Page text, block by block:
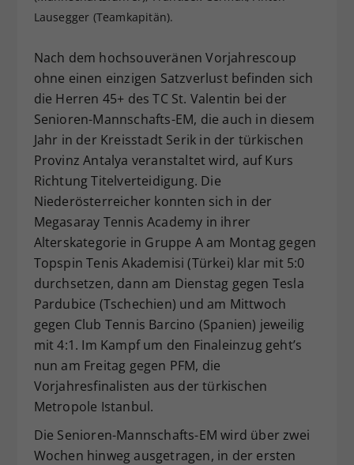
Lausegger (Teamkapitän).
Nach dem hochsouveränen Vorjahrescoup
ohne einen einzigen Satzverlust befinden sich
die Herren 45+ des TC St. Valentin bei der
Senioren-Mannschafts-EM, die auch in diesem
Jahr in der Kreisstadt Serik in der türkischen
Provinz Antalya veranstaltet wird, auf Kurs
Richtung Titelverteidigung. Die
Niederösterreicher konnten sich in der
Megasaray Tennis Academy in ihrer
Alterskategorie in Gruppe A am Montag gegen
Topspin Tenis Akademisi (Türkei) klar mit 5:0
durchsetzen, dann am Dienstag gegen Tesla
Pardubice (Tschechien) und am Mittwoch
gegen Club Tennis Barcino (Spanien) jeweilig
mit 4:1. Im Kampf um den Finaleinzug geht’s
nun am Freitag gegen PFM, die
Vorjahresfinalisten aus der türkischen
Metropole Istanbul.
Die Senioren-Mannschafts-EM wird über zwei
Wochen hinweg ausgetragen, in der ersten
Zweck
Dieser Wert speichert Ihre Consent-
zufällig generierte ID, für die
historische Speicherung Ihrer
vorgenommen Einstellungen, falls der
Webseiten-Betreiber dies eingestellt
hat.